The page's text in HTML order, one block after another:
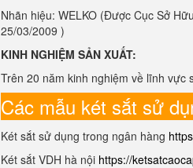
Nhãn hiệu: WELKO (Được Cục Sở
25/03/2009 )
KINH NGHIỆM SẢN XUẤT:
Trên 20 năm kinh nghiệm về lĩnh vực
Các mẫu két sắt sử
Két sắt sử dụng trong ngân hàng
Két sắt VDH hà nội https://